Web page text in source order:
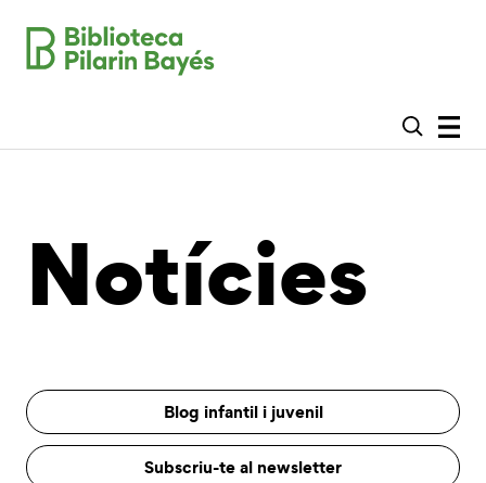
Notícies
Blog infantil i juvenil
Subscriu-te al newsletter